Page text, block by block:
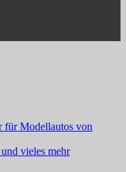
für Modellautos von
vieles mehr